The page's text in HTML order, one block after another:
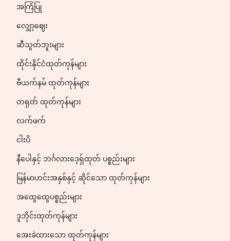
အကြံပြု
လျှော့ဈေး
ဆီသွတ်ဘူးများ
ထိုင်းနိုင်ငံထုတ်ကုန်များ
ဗီယက်နမ် ထုတ်ကုန်များ
တရုတ် ထုတ်ကုန်များ
လက်ဖက်
ငါးပိ
နီပေါနှင့် ဘင်္ဂလားဒေ့ရှ်ထုတ် ပစ္စည်းများ
မြန်မာဟင်းအနှစ်နှင့် ဆိုင်သော ထုတ်ကုန်များ
အထွေထွေပစ္စည်းများ
ဒူဘိုင်းထုတ်ကုန်များ
အေးခဲထားသော ထုတ်ကုန်များ